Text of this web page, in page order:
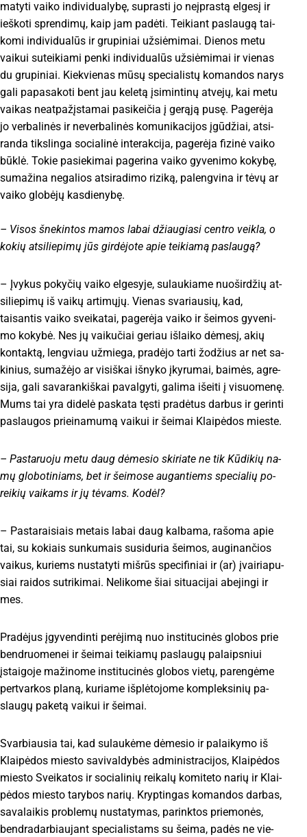
ma­ty­ti vai­ko in­di­vi­dua­ly­bę, su­pras­ti jo neįp­ras­tą el­ge­sį ir
ieš­ko­ti spren­di­mų, kaip jam pa­dė­ti. Tei­kiant pa­slau­gą tai­
ko­mi in­di­vi­dua­lūs ir gru­pi­niai už­siė­mi­mai. Die­nos me­tu
vai­kui su­tei­kia­mi pen­ki in­di­vi­dua­lūs už­siė­mi­mai ir vienas
du gru­pi­niai. Kiek­vie­nas mū­sų spe­cia­lis­tų ko­man­dos na­rys
ga­li pa­pa­sa­ko­ti bent jau ke­le­tą įsi­min­ti­nų at­ve­jų, kai me­tu
vai­kas neat­pa­žįs­ta­mai pa­si­kei­čia į ge­rą­ją pu­sę. Pa­ge­rė­ja
jo ver­ba­li­nės ir ne­ver­ba­li­nės ko­mu­ni­ka­ci­jos įgū­džiai, at­si­
ran­da tiks­lin­ga so­cia­li­nė in­te­rak­ci­ja, pa­ge­rė­ja fi­zi­nė vai­ko
būk­lė. To­kie pa­sie­ki­mai pa­ge­ri­na vai­ko gy­ve­ni­mo ko­ky­bę,
su­ma­ži­na ne­ga­lios at­si­ra­di­mo ri­zi­ką, pa­leng­vi­na ir tė­vų ar
vai­ko glo­bė­jų kas­die­ny­bę.
– Vi­sos šne­kin­tos ma­mos la­bai džiau­gia­si cent­ro veik­la, o
ko­kių at­si­lie­pi­mų jūs gir­dė­jo­te apie tei­kia­mą pa­slau­gą?
– Įvy­kus po­ky­čių vai­ko el­ge­sy­je, su­lau­kia­me nuo­šir­džių at­
si­lie­pi­mų iš vai­kų ar­ti­mų­jų. Vie­nas sva­riau­sių, kad,
taisantis vai­ko svei­ka­tai, pa­ge­rė­ja vai­ko ir šei­mos gy­ve­ni­
mo ko­ky­bė. Nes jų vai­ku­čiai ge­riau iš­lai­ko dė­me­sį, akių
kon­tak­tą, leng­viau už­mie­ga, pra­dė­jo tar­ti žo­džius ar net sa­
ki­nius, su­ma­žė­jo ar vi­siš­kai iš­ny­ko įky­ru­mai, bai­mės, ag­re­
si­ja, ga­li sa­va­ran­kiš­kai pa­val­gy­ti, ga­li­ma išei­ti į vi­suo­me­nę.
Mums tai yra di­de­lė pa­ska­ta tęs­ti pra­dė­tus dar­bus ir ge­rin­ti
pa­slau­gos priei­na­mu­mą vai­kui ir šei­mai Klai­pė­dos mies­te.
– Pas­ta­ruo­ju me­tu daug dė­me­sio ski­ria­te ne tik Kū­di­kių na­
mų glo­bo­ti­niams, bet ir šei­mo­se au­gan­tiems spe­cia­lių po­
rei­kių vai­kams ir jų tė­vams. Ko­dėl?
– Pas­ta­rai­siais me­tais la­bai daug kal­ba­ma, ra­šo­ma apie
tai, su ko­kiais sun­ku­mais su­si­du­ria šei­mos, au­gi­nan­čios
vai­kus, ku­riems nu­sta­ty­ti miš­rūs spe­ci­fi­niai ir (ar) įvai­ria­pu­
siai rai­dos su­tri­ki­mai. Ne­li­ko­me šiai si­tua­ci­jai abe­jin­gi ir
mes.
Pra­dė­jus įgy­ven­din­ti pe­rė­ji­mą nuo ins­ti­tu­ci­nės glo­bos prie
bend­ruo­me­nei ir šei­mai tei­kia­mų pa­slau­gų pa­laips­niui
įstai­go­je ma­ži­no­me ins­ti­tu­ci­nės glo­bos vie­tų, pa­ren­gė­me
per­tvar­kos pla­ną, ku­ria­me iš­plė­to­jo­me komp­lek­si­nių pa­
slau­gų pa­ke­tą vai­kui ir šei­mai.
Svar­biau­sia tai, kad su­lau­kė­me dė­me­sio ir pa­lai­ky­mo iš
Klai­pė­dos mies­to sa­vi­val­dy­bės ad­mi­nist­ra­ci­jos, Klai­pė­dos
mies­to Svei­ka­tos ir so­cia­li­nių rei­ka­lų ko­mi­te­to na­rių ir Klai­
pė­dos mies­to ta­ry­bos na­rių. Kryp­tin­gas ko­man­dos dar­bas,
sa­va­lai­kis pro­ble­mų nu­sta­ty­mas, pa­rink­tos prie­mo­nės,
bend­ra­dar­biau­jant spe­cia­lis­tams su šei­ma, pa­dės ne vie­